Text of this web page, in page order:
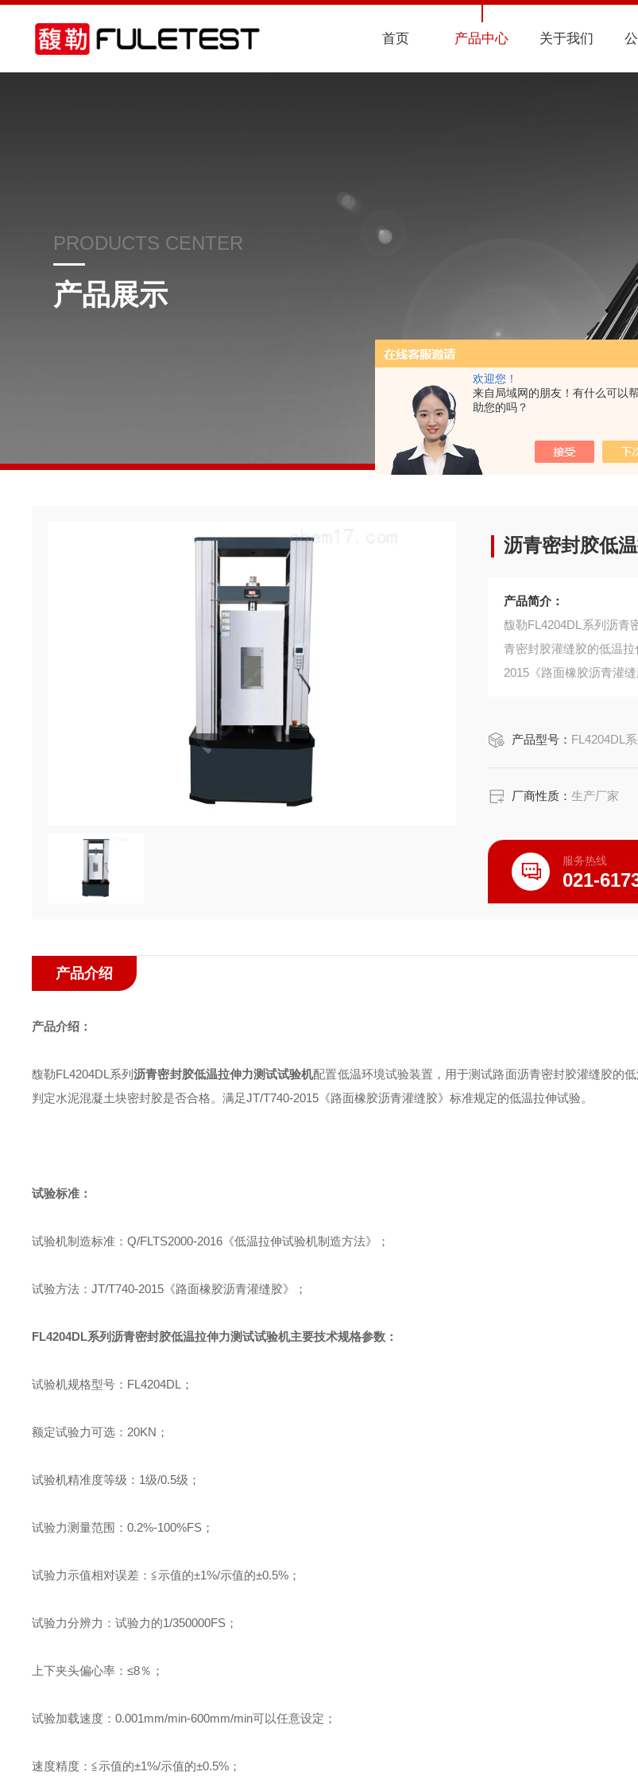
欢迎您！
来自局域网的朋友！有什么可以
助您的吗？
首页 产品中心 关于我们
PRODUCTS CENTER
产品展示
沥青密封胶低
产品简介：
馥勒FL4204DL系列沥青
青密封胶灌缝胶的低温
2015《路面橡胶沥青灌
产品型号： FL4204DL系
厂商性质：生产厂家
服务热线
021-
产品介绍
产品介绍：
馥勒FL4204DL 系列沥青密封胶低温拉伸力测试试验机配置低温环境试验装置 ， 用于测试路面沥青密封胶灌缝胶的
判定水泥混凝土块密封胶是否合格。 满足JT/T740-2015 《路面橡胶沥青灌缝胶》标准规定的低温拉伸试验。
试验标准：
试验机制造标准 ： Q/FLTS2000-2016 《低温拉伸试验机制造方法》 ；
试验方法 ： JT/T740-2015 《路面橡胶沥青灌缝胶》 ；
FL4204DL系列沥青密封胶低温拉伸力测试试验机主要技术规格参数 ：
试验机规格型号 ： FL4204DL ；
额定试验力可选 ： 20KN ；
试验机精准度等级 ： 1级/0.5级 ；
试验力测量范围 ： 0.2%-100%FS ；
试验力示值相对误差 ： ≦示值的±1%/示值的±0.5% ；
试验力分辨力 ： 试验力的1/350000FS ；
上下夹头偏心率 ： ≤8％ ；
试验加载速度 ： 0.001mm/min-600mm/min可以任意设定 ；
速度精度 ： ≦示值的±1%/示值的±0.5% ；